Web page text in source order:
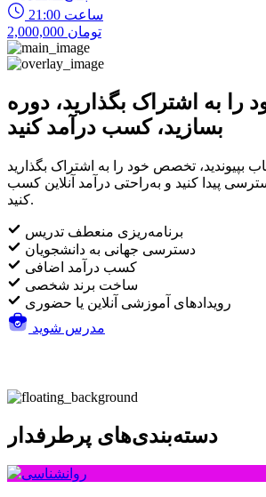
21:00 ساعت
2,000,000 تومان
را به اشتراک بگذارید، دوره
بسازید، کسب درآمد کنید
پیدا کنید و به‌راحتی درآمد آنلاین کسب
کنید.
برنامه‌ریزی منعطف تدریس
دسترسی جهانی به دانشجویان
کسب درآمد اضافی
ساخت برند شخصی
رویدادهای آموزشی آنلاین یا حضوری
مدرس شوید
دسته‌بندی‌های پرطرفدار